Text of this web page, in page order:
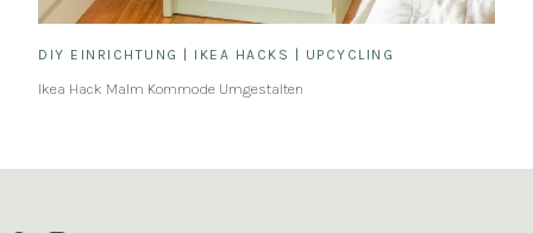
DIY EINRICHTUNG IKEA HACKS UPCYCLING
Ikea Hack Malm Kommode Umgestalten